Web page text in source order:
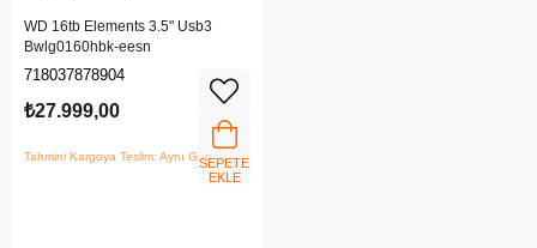
WD 16tb Elements 3.5" Usb3
Bwlg0160hbk-eesn
718037878904
₺27.999,00
Tahmini Kargoya Teslim: Aynı GünSEPETE
EKLE